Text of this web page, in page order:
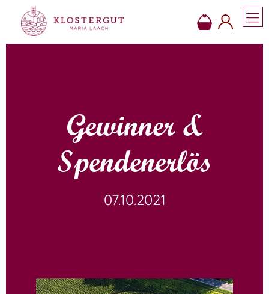
Gewinner &
Spendenerlös
07.10.2021